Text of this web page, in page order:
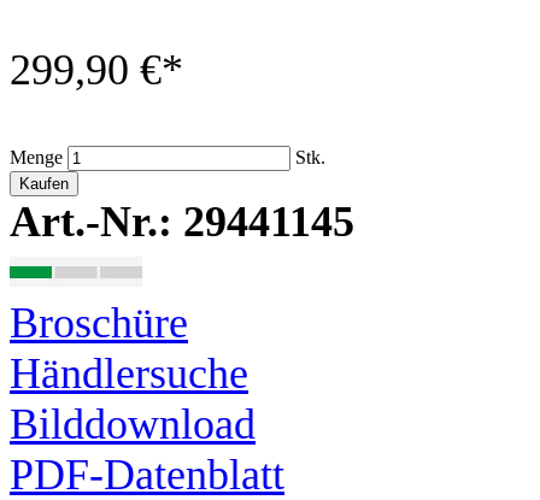
299,90 €*
Menge Stk.
Kaufen
Art.-Nr.: 29441145
Broschüre
Händlersuche
Bilddownload
PDF-Datenblatt